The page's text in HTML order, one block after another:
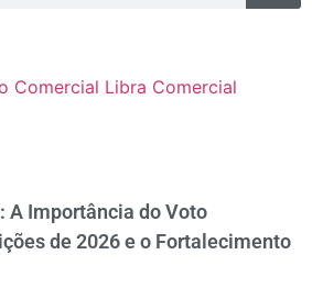
Comercial Libra Comercial
A Importância do Voto
de 2026 e o Fortalecimento